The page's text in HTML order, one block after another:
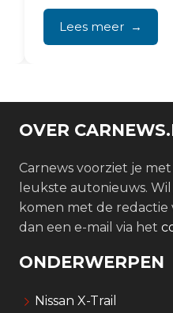
Lees meer
OVER
Carnews voorziet je
leukste autonieuws.
komen met de
dan een e-mail via het
ONDERWERPEN
Nissan X-Trail